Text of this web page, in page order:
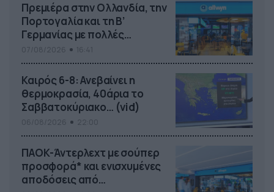
Πρεμιέρα στην Ολλανδία, την
Πορτογαλία και τη Β’
Γερμανίας με πολλές
στοιχηματικές επιλογές από
το ΠΑΜΕ ΣΤΟΙΧΗΜΑ
Καιρός 6-8: Ανεβαίνει η
θερμοκρασία, 40άρια το
Σαββατοκύριακο… (vid)
ΠΑΟΚ-Άντερλεχτ με σούπερ
προσφορά* και ενισχυμένες
αποδόσεις από